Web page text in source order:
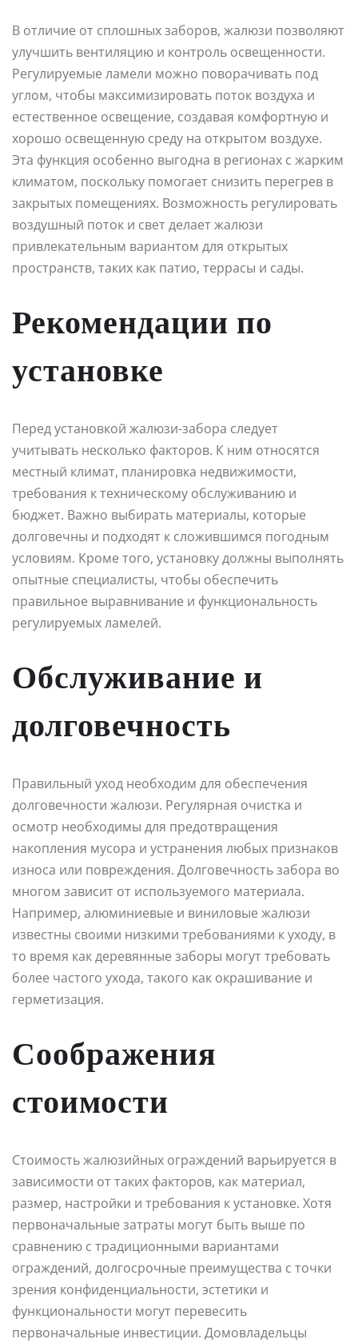
В отличие от сплошных заборов, жалюзи позволяют
улучшить вентиляцию и контроль освещенности.
Регулируемые ламели можно поворачивать под
углом, чтобы максимизировать поток воздуха и
естественное освещение, создавая комфортную и
хорошо освещенную среду на открытом воздухе.
Эта функция особенно выгодна в регионах с жарким
климатом, поскольку помогает снизить перегрев в
закрытых помещениях. Возможность регулировать
воздушный поток и свет делает жалюзи
привлекательным вариантом для открытых
пространств, таких как патио, террасы и сады.
Рекомендации по
установке
Перед установкой жалюзи-забора следует
учитывать несколько факторов. К ним относятся
местный климат, планировка недвижимости,
требования к техническому обслуживанию и
бюджет. Важно выбирать материалы, которые
долговечны и подходят к сложившимся погодным
условиям. Кроме того, установку должны выполнять
опытные специалисты, чтобы обеспечить
правильное выравнивание и функциональность
регулируемых ламелей.
Обслуживание и
долговечность
Правильный уход необходим для обеспечения
долговечности жалюзи. Регулярная очистка и
осмотр необходимы для предотвращения
накопления мусора и устранения любых признаков
износа или повреждения. Долговечность забора во
многом зависит от используемого материала.
Например, алюминиевые и виниловые жалюзи
известны своими низкими требованиями к уходу, в
то время как деревянные заборы могут требовать
более частого ухода, такого как окрашивание и
герметизация.
Соображения
стоимости
Стоимость жалюзийных ограждений варьируется в
зависимости от таких факторов, как материал,
размер, настройки и требования к установке. Хотя
первоначальные затраты могут быть выше по
сравнению с традиционными вариантами
ограждений, долгосрочные преимущества с точки
зрения конфиденциальности, эстетики и
функциональности могут перевесить
первоначальные инвестиции. Домовладельцы